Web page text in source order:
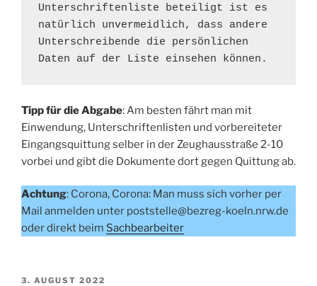
Unterschriftenliste beteiligt ist es
natürlich unvermeidlich, dass andere
Unterschreibende die persönlichen
Daten auf der Liste einsehen können.
Tipp für die Abgabe: Am besten fährt man mit
Einwendung, Unterschriftenlisten und vorbereiteter
Eingangsquittung selber in der Zeughausstraße 2-10
vorbei und gibt die Dokumente dort gegen Quittung ab.
Achtung: Corona, Corona: Man muss sich vorher per
Mail anmelden unter poststelle@bezreg-koeln.nrw.de
oder direkt beim Sachbearbeiter
VERÖFFENTLICHT
3. AUGUST 2022